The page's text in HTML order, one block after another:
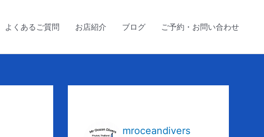
よくあるご質問 お店紹介 ブログ ご予約・お問い合わせ
mroceandivers